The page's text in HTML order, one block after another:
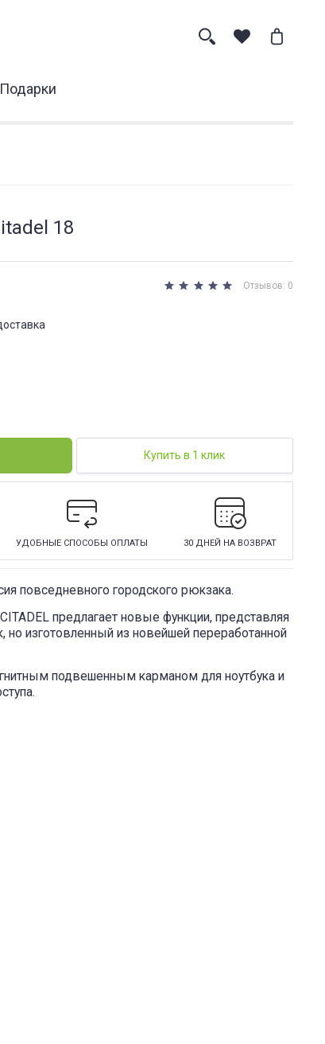
Подарки
18
Отзывов: 0
Купить в 1 клик
УДОБНЫЕ СПОСОБЫ ОПЛАТЫ 30 ДНЕЙ НА ВОЗВРАТ
повседневного городского рюкзака.
предлагает новые функции, представляя
но изготовленный из новейшей переработанной
подвешенным карманом для ноутбука и